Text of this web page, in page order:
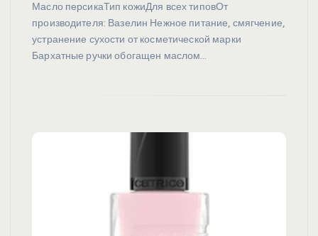
Масло персикаТип кожиДля всех типовОт
производителя: Вазелин Нежное питание, смягчение,
устранение сухости от косметической марки
Бархатные ручки обогащен маслом…